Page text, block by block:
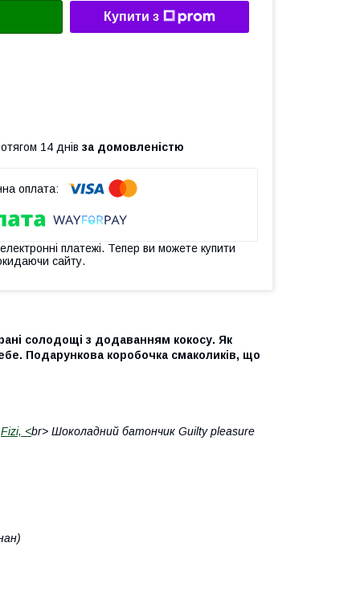
Купити з
14 днів за домовленістю
платежі. Тепер ви можете купити
сайту.
солодощі з додаванням кокосу. Як
Подарункова коробочка смаколиків, що
Fizi, <br> Шоколадний батончик Guilty pleasure